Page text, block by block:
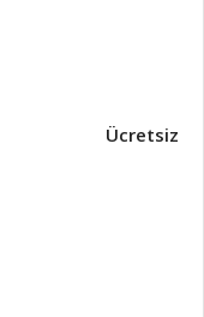
Ücretsiz